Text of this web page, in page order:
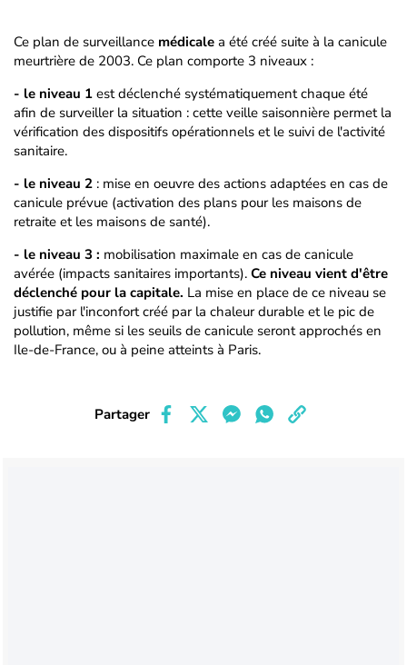
Ce plan de surveillance médicale a été créé suite à la canicule
meurtrière de 2003. Ce plan comporte 3 niveaux :
- le niveau 1 est déclenché systématiquement chaque été
afin de surveiller la situation : cette veille saisonnière permet la
vérification des dispositifs opérationnels et le suivi de l'activité
sanitaire.
- le niveau 2 : mise en oeuvre des actions adaptées en cas de
canicule prévue (activation des plans pour les maisons de
retraite et les maisons de santé).
- le niveau 3 : mobilisation maximale en cas de canicule
avérée (impacts sanitaires importants). Ce niveau vient d'être
déclenché pour la capitale. La mise en place de ce niveau se
justifie par l'inconfort créé par la chaleur durable et le pic de
pollution, même si les seuils de canicule seront approchés en
Ile-de-France, ou à peine atteints à Paris.
Partager